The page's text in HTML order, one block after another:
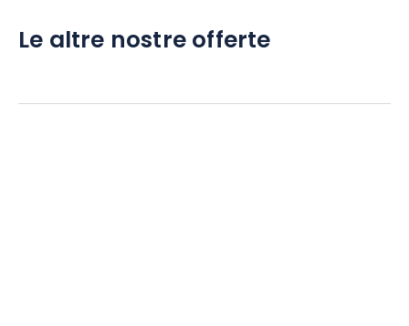
Le altre nostre offerte